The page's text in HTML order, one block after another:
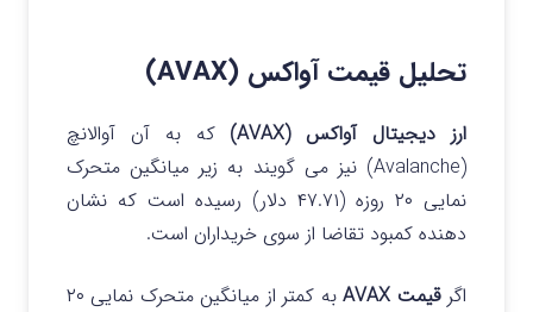
تحلیل قیمت آواکس (AVAX)
ارز دیجیتال آواکس (AVAX)
که به آن آوالانچ
(Avalanche) نیز می گویند به زیر میانگین متحرک
نمایی ۲۰ روزه (۴۷.۷۱ دلار) رسیده است که نشان
دهنده کمبود تقاضا از سوی خریداران است.
اگرقیمت AVAX
به کمتر از میانگین متحرک نمایی ۲۰